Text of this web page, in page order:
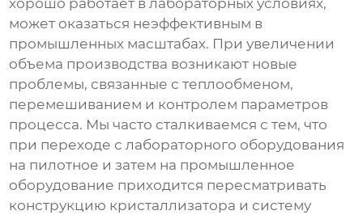
хорошо работает в лабораторных условиях,
может оказаться неэффективным в
промышленных масштабах. При увеличении
объема производства возникают новые
проблемы, связанные с теплообменом,
перемешиванием и контролем параметров
процесса. Мы часто сталкиваемся с тем, что
при переходе с лабораторного оборудования
на пилотное и затем на промышленное
оборудование приходится пересматривать
конструкцию кристаллизатора и систему